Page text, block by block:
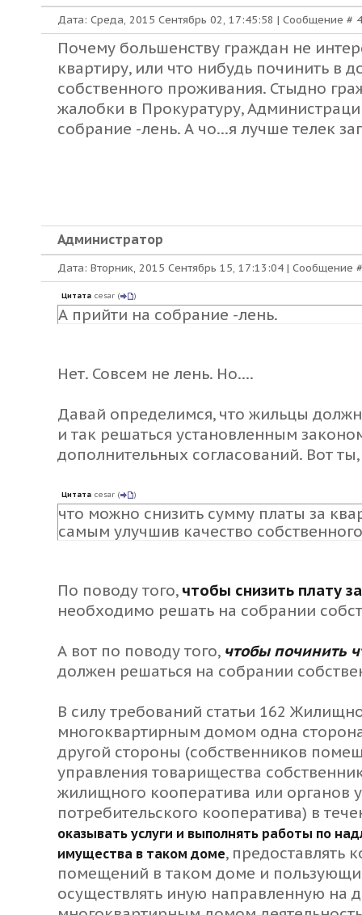
Дата: Среда, 2015 Сентябрь 02, 17:45:58 | Сообщение #
Почему большенству граждан не
квартиру, или что нибудь починить в
собственного проживания. Стыдно
жалобки в Прокуратуру,
собрание -лень. А чо...я лучше телек
Администратор
Дата: Вторник, 2015 Сентябрь 15, 17:13:04 | Сообщение
Цитата cesar ( )
А прийти на собрание -лень.
Нет. Совсем не лень. Но....
Давай определимся, что жильцы
и так решаться установленным
дополнительных согласований. Вот ты,
Цитата cesar ( )
что можно снизить сумму платы за
самым улучшив качество
По поводу того, чтобы снизить плату
необходимо решать на собрании
А вот по поводу того, чтобы починить
должен решаться на собрании
В силу требований статьи 162
многоквартирным домом одна
другой стороны (собственников
управления товарищества
жилищного кооператива или органов
потребительского кооператива) в
оказывать услуги и выполнять работы по
имущества в таком доме, предоставлять
помещений в таком доме и
осуществлять иную направленную на